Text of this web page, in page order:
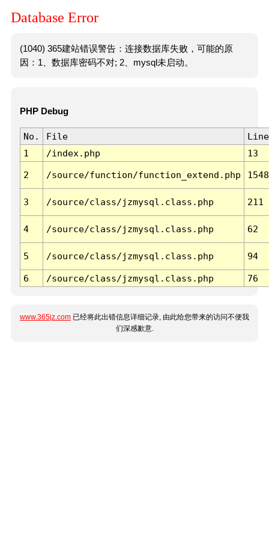
Database Error
(1040) 365建站错误警告：连接数据库失败，可能的原
因：1、数据库密码不对; 2、mysql未启动。
PHP Debug
No. File
Line
1
/index.php 13
2 /source/function/function_extend.php 1548
3 /source/class/jzmysql.class.php 211
4 /source/class/jzmysql.class.php 62
5 /source/class/jzmysql.class.php 94
6 /source/class/jzmysql.class.php 76
www.365jz.com 已经将此出错信息详细记录, 由此给您带来的访问不便我
们深感歉意.